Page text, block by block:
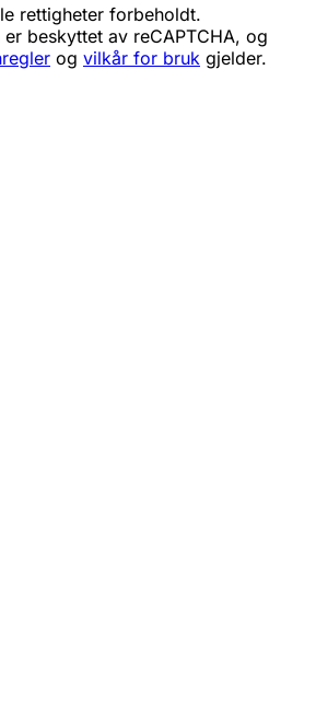
rettigheter forbeholdt.
er beskyttet av reCAPTCHA, og
og vilkår for bruk gjelder.